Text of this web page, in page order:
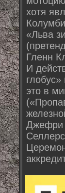
хотя
«Льва
Гленн
И
это в
Джефри